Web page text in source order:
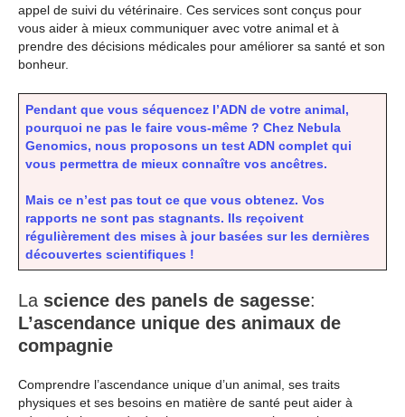
appel de suivi du vétérinaire. Ces services sont conçus pour
vous aider à mieux communiquer avec votre animal et à
prendre des décisions médicales pour améliorer sa santé et son
bonheur.
Pendant que vous séquencez l’ADN de votre animal,
pourquoi ne pas le faire vous-même ? Chez Nebula
Genomics, nous proposons un test ADN complet qui
vous permettra de mieux connaître vos ancêtres.
Mais ce n’est pas tout ce que vous obtenez. Vos
rapports ne sont pas stagnants. Ils reçoivent
régulièrement des mises à jour basées sur les dernières
découvertes scientifiques !
La science des panels de sagesse:
L’ascendance unique des animaux de
compagnie
Comprendre l’ascendance unique d’un animal, ses traits
physiques et ses besoins en matière de santé peut aider à